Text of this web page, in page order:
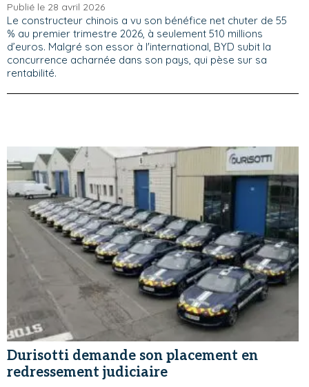
Publié le 28 avril 2026
Le constructeur chinois a vu son bénéfice net chuter de 55
% au premier trimestre 2026, à seulement 510 millions
d’euros. Malgré son essor à l'international, BYD subit la
concurrence acharnée dans son pays, qui pèse sur sa
rentabilité.
Durisotti demande son placement en
redressement judiciaire